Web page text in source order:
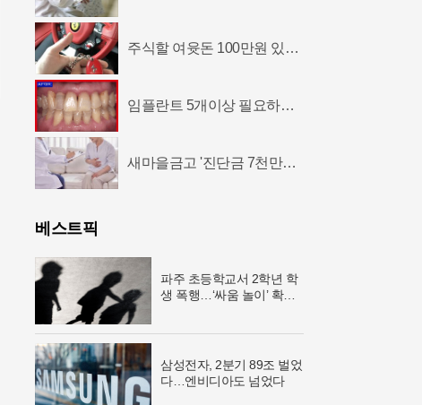
주식할 여윳돈 100만원 있다
임플란트 5개이상 필요하다
새마을금고 '진단금 7천만원'
베스트픽
파주 초등학교서 2학년 학
생 폭행…‘싸움 놀이’ 확산
삼성전자, 2분기 89조 벌었
다…엔비디아도 넘었다